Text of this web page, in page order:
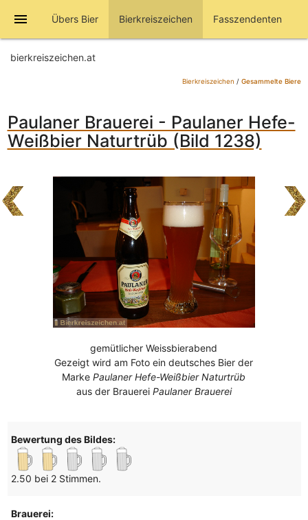
menu Übers Bier Bierkreiszeichen Fasszendenten
bierkreiszeichen.at
Bierkreiszeichen / Gesammelte Biere
Paulaner Brauerei - Paulaner Hefe-
Weißbier Naturtrüb (Bild 1238)
gemütlicher Weissbierabend
Gezeigt wird am Foto ein deutsches Bier der
MarkePaulaner Hefe-Weißbier Naturtrüb
aus der Brauerei Paulaner Brauerei
Bewertung des Bildes:
2.50 bei 2 Stimmen.
Brauerei: